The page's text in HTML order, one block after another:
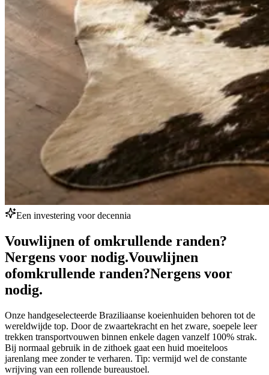
Een investering voor decennia
Vouwlijnen of omkrullende randen?
Nergens voor nodig.Vouwlijnen
ofomkrullende randen?Nergens voor
nodig.
Onze handgeselecteerde Braziliaanse koeienhuiden behoren tot de
wereldwijde top. Door de zwaartekracht en het zware, soepele leer
trekken transportvouwen binnen enkele dagen vanzelf 100% strak.
Bij normaal gebruik in de zithoek gaat een huid moeiteloos
jarenlang mee zonder te verharen. Tip: vermijd wel de constante
wrijving van een rollende bureaustoel.